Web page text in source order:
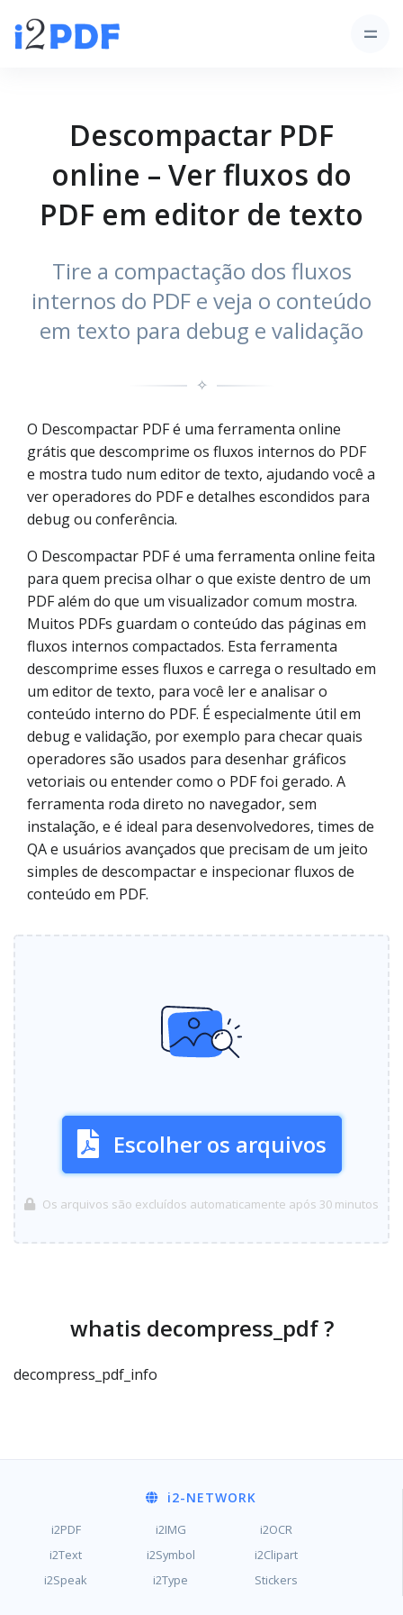
Descompactar PDF
online – Ver fluxos do
PDF em editor de texto
Tire a compactação dos fluxos
internos do PDF e veja o conteúdo
em texto para debug e validação
✧
O Descompactar PDF é uma ferramenta online
grátis que descomprime os fluxos internos do PDF
e mostra tudo num editor de texto, ajudando você a
ver operadores do PDF e detalhes escondidos para
debug ou conferência.
O Descompactar PDF é uma ferramenta online feita
para quem precisa olhar o que existe dentro de um
PDF além do que um visualizador comum mostra.
Muitos PDFs guardam o conteúdo das páginas em
fluxos internos compactados. Esta ferramenta
descomprime esses fluxos e carrega o resultado em
um editor de texto, para você ler e analisar o
conteúdo interno do PDF. É especialmente útil em
debug e validação, por exemplo para checar quais
operadores são usados para desenhar gráficos
vetoriais ou entender como o PDF foi gerado. A
ferramenta roda direto no navegador, sem
instalação, e é ideal para desenvolvedores, times de
QA e usuários avançados que precisam de um jeito
simples de descompactar e inspecionar fluxos de
conteúdo em PDF.
Escolher os arquivos
Os arquivos são excluídos automaticamente após 30 minutos
whatis decompress_pdf ?
decompress_pdf_info
i2-NETWORK
i2PDF i2IMG
i2OCR
i2Text
i2Symbol
i2Clipart
i2Speak
i2Type Stickers